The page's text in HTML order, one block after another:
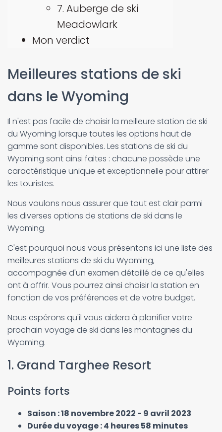
7. Auberge de ski
Meadowlark
Mon verdict
Meilleures stations de ski
dans le Wyoming
Il n'est pas facile de choisir la meilleure station de ski
du Wyoming lorsque toutes les options haut de
gamme sont disponibles. Les stations de ski du
Wyoming sont ainsi faites : chacune possède une
caractéristique unique et exceptionnelle pour attirer
les touristes.
Nous voulons nous assurer que tout est clair parmi
les diverses options de stations de ski dans le
Wyoming.
C'est pourquoi nous vous présentons ici une liste des
meilleures stations de ski du Wyoming,
accompagnée d'un examen détaillé de ce qu'elles
ont à offrir. Vous pourrez ainsi choisir la station en
fonction de vos préférences et de votre budget.
Nous espérons qu'il vous aidera à planifier votre
prochain voyage de ski dans les montagnes du
Wyoming.
1. Grand Targhee Resort
Points forts
Saison : 18 novembre 2022 - 9 avril 2023
Durée du voyage : 4 heures 58 minutes